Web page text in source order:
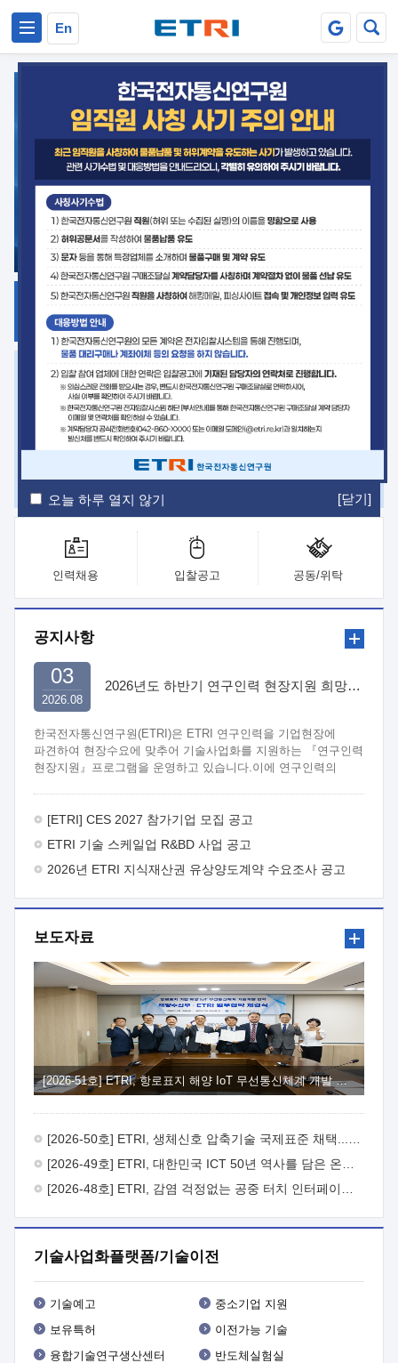
오늘 하루 열지 않기 [닫기]
En
지식공유
플랫폼
ETRI 오픈소스
발간자료
ETRI Insight
ETRI Journal
전자통신동향분석
ETRI 웹진
ETRI 간행물
전자도서관
인력채용 입찰공고 공동/위탁
공지사항
2026년도 하반기 연구인력 현장지원 희망기업 신청/접수
한국전자통신연구원(ETRI)은 ETRI 연구인력을 기업현장에
파견하여 현장수요에 맞추어 기술사업화를 지원하는 『연구인력
현장지원』프로그램을 운영하고 있습니다.이에 연구인력의
추진목적: ETRI 인력을 기업현장에 파견. 기술지원을
사업화성과를 극대화하고, 지원기업을 강견기업으로 육성하고자
함.  신청자격: ETRI 협력기업 및 일반 ICT 중소기업*
당해 지원실적과 차기 지원계획을 평가하여 결정
 기업부담:
연봉의 40%  추진일정(1)희망기업 신청/접수(2)희망인력-
희망기업 매칭(3)현장조사/ 선정(심의)(4)협약체결(5)
기업파견8월 3일 ~ 14일 8월 17일 ~ 26일 9월초순 9월 중순
10월 이후* 상기일정은 희망인력-희망기업간 매칭 원활시를
가정한 것으로 상황에 따라 상당기간 일정이 지연될 수 있음. **
(1)희망인력-희망기업간 적합성이 낮다고 판단되거나, (2)
희망인력이 파견의사를 철회할 경우 후속 절차가 진행되지 않을
수 있음.2. 현장지원 희망인력 및 상세이력
 희망인력
공정(FET / SBD 등 )유기물 반도체 소재 및 소자 설계, 합성 및
제작바이오센서 설계/제작토양/수질/가스 센서 설계/
제작광소자응용B광 센서 및 응용 시스템시스템 제어 및 데이터
처리FPGA 제어, VHDL 프로그램 개발Labview, Python, C
임2) 대상인력 B 상세이력 3. 신청방법 및 향후일정 등 
제출  문 의 처: ETRI사업화본부 기업성장지원부
현장지원 신청서 (기업)
2026.08
03
[ETRI] CES 2027 참가기업 모집 공고
ETRI 기술 스케일업 R&BD 사업 공고
2026년 ETRI 지식재산권 유상양도계약 수요조사 공고
보도자료
[2026-51호] ETRI, 항로표지 해양 IoT 무선통신체계 개발 나선다
기술사업화플랫폼/기술이전
기술예고
중소기업 지원
보유특허
이전가능 기술
융합기술연구생산센터
반도체실험실